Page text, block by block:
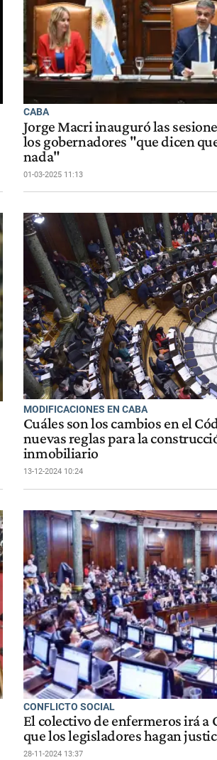
CABA
Jorge Macri inauguró las
los gobernadores "que dicen
nada"
01-03-2025 11:13
MODIFICACIONES EN CABA
Cuáles son los cambios en el
nuevas reglas para la
inmobiliario
13-12-2024 10:24
CONFLICTO SOCIAL
El colectivo de enfermeros irá a
que los legisladores hagan
28-11-2024 13:37